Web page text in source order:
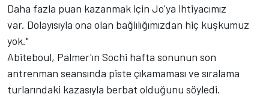
Daha fazla puan kazanmak için Jo'ya ihtiyacımız
var. Dolayısıyla ona olan bağlılığımızdan hiç kuşkumuz
yok."
Abiteboul, Palmer'ın Sochi hafta sonunun son
antrenman seansında piste çıkamaması ve sıralama
turlarındaki kazasıyla berbat olduğunu söyledi.